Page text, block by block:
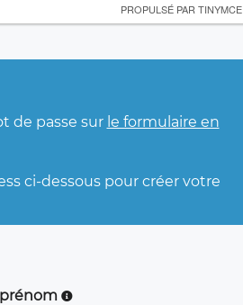
PROPULSÉ PAR TINYMCE
de passe sur le formulaire en
ci-dessous pour créer votre